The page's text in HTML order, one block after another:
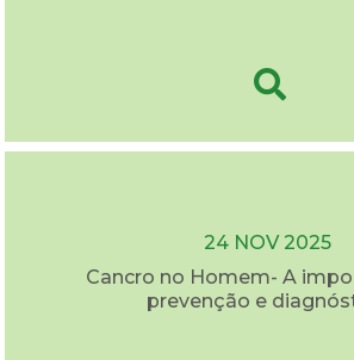
24 NOV 2025
Cancro no Homem- A
prevenção e